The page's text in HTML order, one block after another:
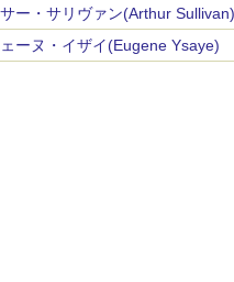
ー・サリヴァン(Arthur Sullivan)
ーヌ・イザイ(Eugene Ysaye)